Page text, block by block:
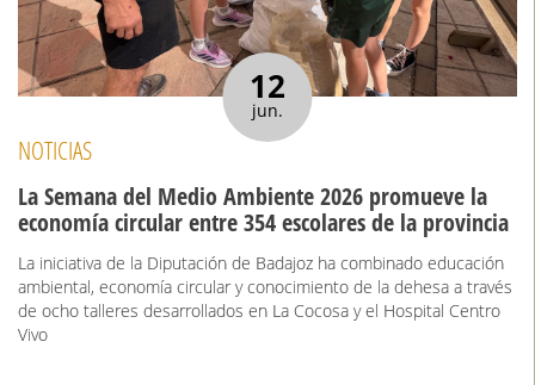
12
jun.
NOTICIAS
La Semana del Medio Ambiente 2026 promueve la
economía circular entre 354 escolares de la provincia
La iniciativa de la Diputación de Badajoz ha combinado educación
ambiental, economía circular y conocimiento de la dehesa a través
de ocho talleres desarrollados en La Cocosa y el Hospital Centro
Vivo